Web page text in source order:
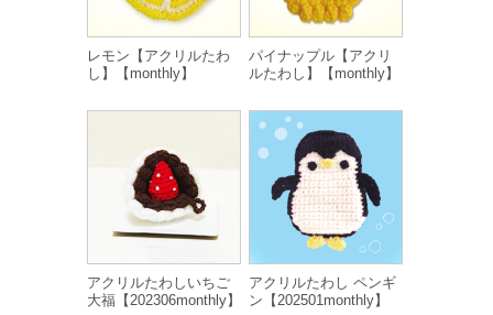
レモン【アクリルたわ
し】【monthly】
パイナップル【アクリ
ルたわし】【monthly】
アクリルたわしいちご
大福【202306monthly】
アクリルたわし ペンギ
ン【202501monthly】